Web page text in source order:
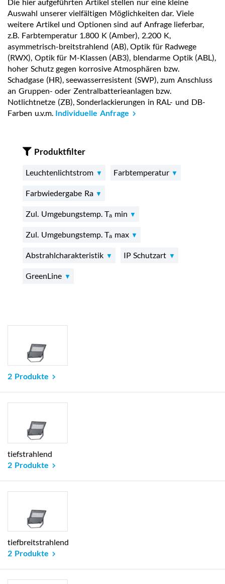
Auswahl unserer vielfältigen Möglichkeiten dar. Viele
weitere Artikel und Optionen sind auf Anfrage lieferbar,
z.B. Farbtemperatur 1.800 K (Amber), 2.200 K,
asymmetrisch-breitstrahlend (AB), Optik für Radwege
(RWX), Optik für M-Klassen (AB3), blendarme Optik (ABL),
hoher Schutz gegen korrosive Atmosphären bzw.
Schadgase (HR), seewasserresistent (SWP), zum Anschluss
an Gruppen- oder Zentralbatterieanlagen bzw.
Notlichtnetze (ZB), Sonderlackierungen in RAL- und DB-
Farben u.v.m. Individuelle Anfrage
Produktfilter
Leuchtenlichtstrom Farbtemperatur
Farbwiedergabe Ra
Zul. Umgebungstemp. Tₐ min
Zul. Umgebungstemp. Tₐ max
Abstrahlcharakteristik IP Schutzart
GreenLine
2 Produkte
tiefstrahlend
2 Produkte
tiefbreitstrahlend
2 Produkte